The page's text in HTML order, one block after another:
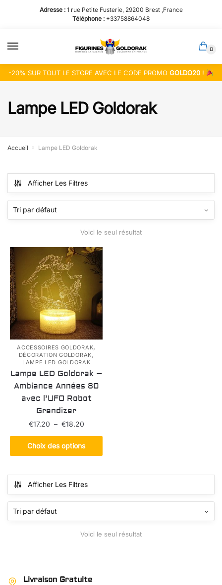
la
navigation
contenu
Adresse : 1 rue Petite Fusterie, 29200 Brest ,France
Téléphone : +33758864048
0
-20% SUR TOUT LE STORE AVEC LE CODE PROMOGOLDO20 !
Lampe LED Goldorak
Accueil » Lampe LED Goldorak
Afficher Les Filtres
Voici le seul résultat
ACCESSOIRES GOLDORAK,
DÉCORATION GOLDORAK,
LAMPE LED GOLDORAK
Lampe LED Goldorak –
Ambiance Années 80
avec l’UFO Robot
Grendizer
€17.20 – €18.20Plage
de
prix :
€17.20
Choix des options
Ce
produit
variations.
Les
options
Afficher Les Filtres
Voici le seul résultat
Livraison Gratuite